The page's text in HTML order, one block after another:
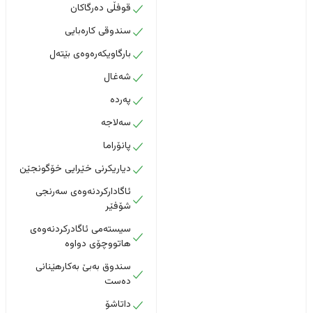
قوفڵی دەرگاکان
سندوقی کارەبایی
بارگاویکەرەوەی بێتەل
شەغال
پەردە
سەلاجە
پانۆراما
دیاریکرنی خێرایی خۆگونجێن
ئاگادارکردنەوەی سەرنجی
شۆفێر
سیستەمی ئاگادرکردنەوەی
هاتووچۆی دواوە
سندوق بەبێ بەکارهێنانی
دەست
داتاشۆ